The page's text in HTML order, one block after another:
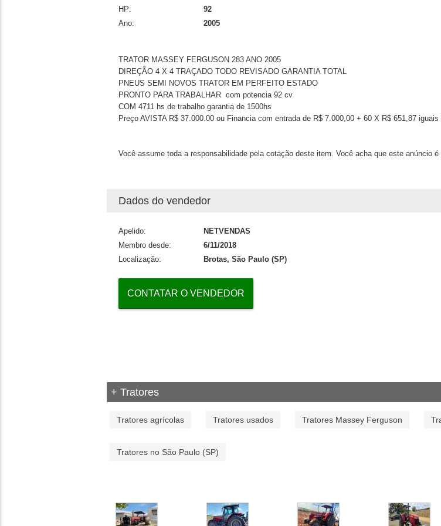
HP:
92
Ano:
2005
TRATOR MASSEY FERGUSON 283 ANO 2005
DIREÇÃO 4 X 4 TRAÇADO TODO REVISADO GARANTIA TOTAL
PNEUS SEMI NOVOS TRATOR EM PERFEITO ESTADO
PRONTO PARA TRABALHAR com potencia 92 cv
COM 4711 hs de trabalho garantia de 1500hs
Preço AVISTA R$ 37.000.00 ou Financia com entrada de R$ 7.000,00 + 60 X R$ 651,87 iguais
Você assume toda a responsabilidade pela cotação deste item. Você acha que este anúncio
Dados do vendedor
Apelido:
NETVENDAS
Membro desde:
6/11/2018
Localização:
Brotas, São Paulo (SP)
CONTATAR O VENDEDOR
+ Tratores
Tratores agrícolas Tratores usados Tratores Massey Ferguson
Tratores no São Paulo (SP)